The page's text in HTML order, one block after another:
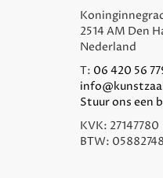
2514 AM Den
Nederland
T: 06 420 56
Stuur ons een
KVK: 27147780
BTW: